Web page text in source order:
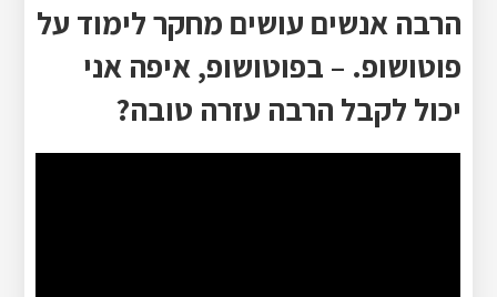
הרבה אנשים עושים מחקר לימוד על
פוטושופ. – בפוטושופ, איפה אני
יכול לקבל הרבה עזרה טובה?